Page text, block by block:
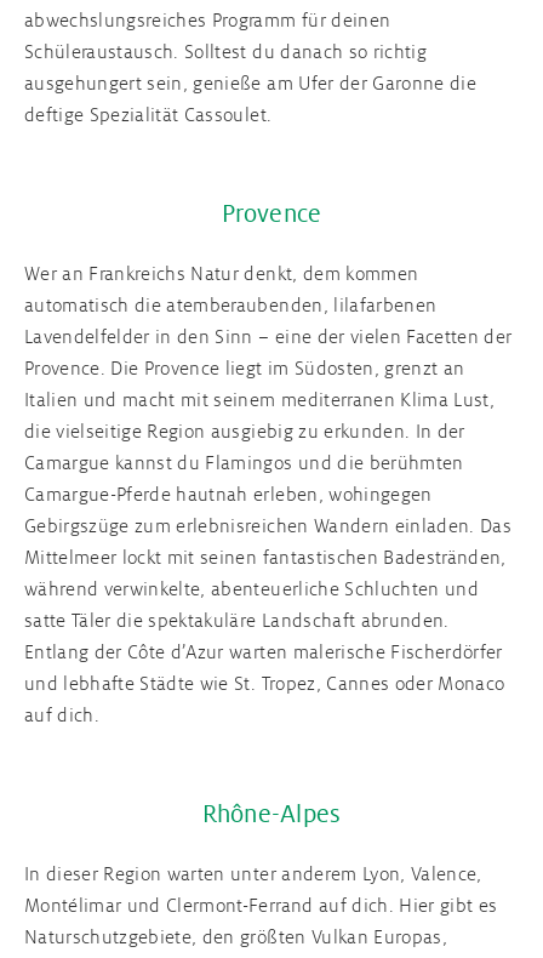
abwechslungsreiches Programm für deinen
Schüleraustausch. Solltest du danach so richtig
ausgehungert sein, genieße am Ufer der Garonne die
deftige Spezialität Cassoulet.
Provence
Wer an Frankreichs Natur denkt, dem kommen
automatisch die atemberaubenden, lilafarbenen
Lavendelfelder in den Sinn – eine der vielen Facetten der
Provence. Die Provence liegt im Südosten, grenzt an
Italien und macht mit seinem mediterranen Klima Lust,
die vielseitige Region ausgiebig zu erkunden. In der
Camargue kannst du Flamingos und die berühmten
Camargue-Pferde hautnah erleben, wohingegen
Gebirgszüge zum erlebnisreichen Wandern einladen. Das
Mittelmeer lockt mit seinen fantastischen Badestränden,
während verwinkelte, abenteuerliche Schluchten und
satte Täler die spektakuläre Landschaft abrunden.
Entlang der Côte d’Azur warten malerische Fischerdörfer
und lebhafte Städte wie St. Tropez, Cannes oder Monaco
auf dich.
Rhône-Alpes
In dieser Region warten unter anderem Lyon, Valence,
Montélimar und Clermont-Ferrand auf dich. Hier gibt es
Naturschutzgebiete, den größten Vulkan Europas,